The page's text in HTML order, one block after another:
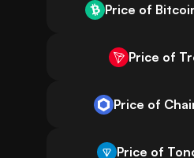
Price of
Price of
Price of
Price of